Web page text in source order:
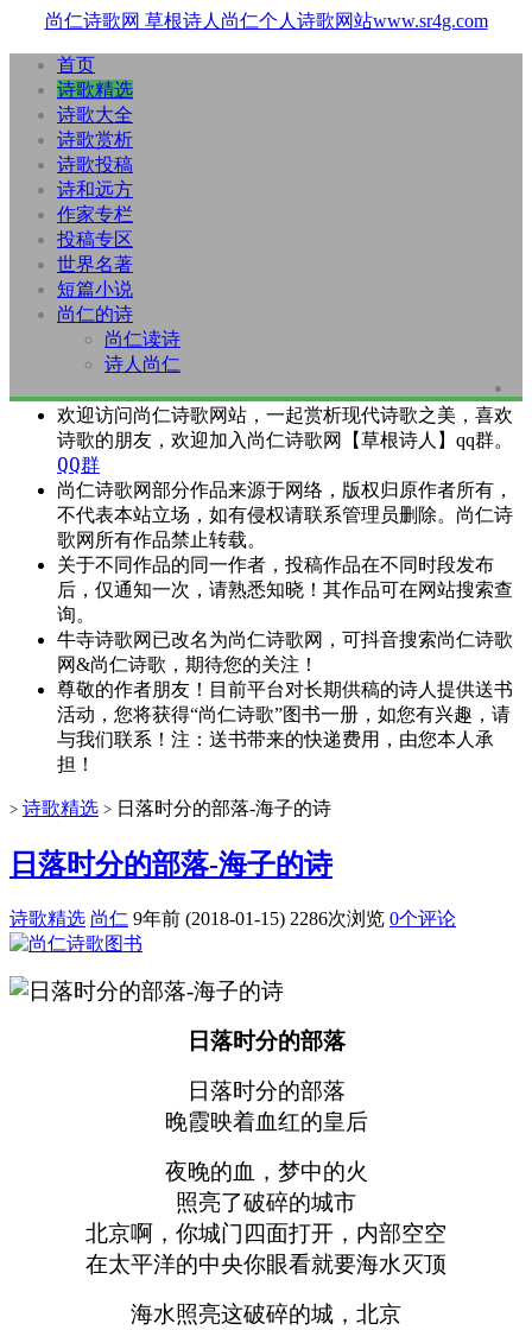
尚仁诗歌网 草根诗人尚仁个人诗歌网站www.sr4g.com
首页
诗歌精选
诗歌大全
诗歌赏析
诗歌投稿
诗和远方
作家专栏
投稿专区
世界名著
短篇小说
尚仁的诗
尚仁读诗
诗人尚仁
欢迎访问尚仁诗歌网站，一起赏析现代诗歌之美，喜欢
诗歌的朋友，欢迎加入尚仁诗歌网【草根诗人】qq群。
QQ群
尚仁诗歌网部分作品来源于网络，版权归原作者所有，
不代表本站立场，如有侵权请联系管理员删除。尚仁诗
歌网所有作品禁止转载。
关于不同作品的同一作者，投稿作品在不同时段发布
后，仅通知一次，请熟悉知晓！其作品可在网站搜索查
询。
牛寺诗歌网已改名为尚仁诗歌网，可抖音搜索尚仁诗歌
网&尚仁诗歌，期待您的关注！
尊敬的作者朋友！目前平台对长期供稿的诗人提供送书
活动，您将获得“尚仁诗歌”图书一册，如您有兴趣，请
与我们联系！注：送书带来的快递费用，由您本人承
担！
> 诗歌精选 > 日落时分的部落-海子的诗
日落时分的部落-海子的诗
诗歌精选 尚仁 9年前 (2018-01-15) 2286次浏览 0个评论
日落时分的部落
日落时分的部落
晚霞映着血红的皇后
夜晚的血，梦中的火
照亮了破碎的城市
北京啊，你城门四面打开，内部空空
在太平洋的中央你眼看就要海水灭顶
海水照亮这破碎的城，北京